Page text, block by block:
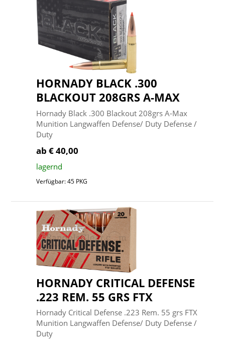
HORNADY BLACK .300
BLACKOUT 208GRS A-MAX
Hornady Black .300 Blackout 208grs A-Max
Munition Langwaffen Defense/ Duty Defense /
Duty
ab € 40,00
lagernd
Verfügbar: 45 PKG
HORNADY CRITICAL DEFENSE
.223 REM. 55 GRS FTX
Hornady Critical Defense .223 Rem. 55 grs FTX
Munition Langwaffen Defense/ Duty Defense /
Duty